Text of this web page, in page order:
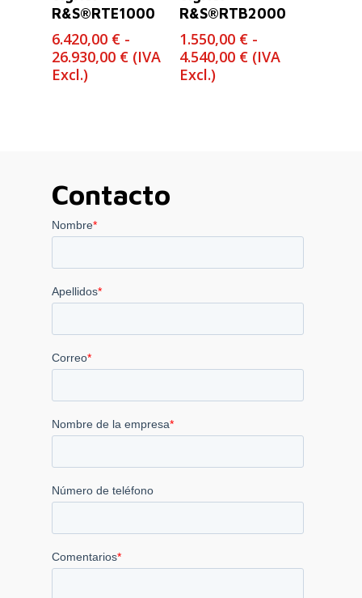
R&S®RTE1000
6.420,00 € -
26.930,00 €Rango
(IVA
Excl.)
R&S®RTB2000
1.550,00 € -
4.540,00 €Rango
(IVA
Excl.)
Contacto